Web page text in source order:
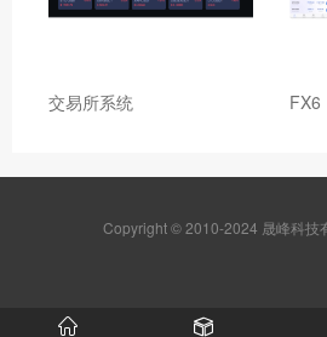
交易所系统 FX6
Copyright © 2010-2024 晟峰科技